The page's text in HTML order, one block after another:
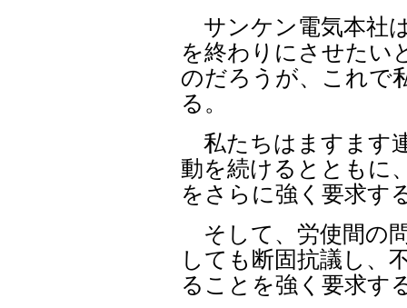
サンケン電気本社
を終わりにさせたい
のだろうが、これで
る。
私たちはますます
動を続けるとともに
をさらに強く要求す
そして、労使間の
しても断固抗議し、
ることを強く要求す